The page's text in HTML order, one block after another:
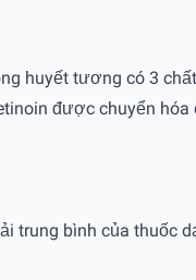
huyết tương có 3
được chuyển hóa
trung bình của thuốc